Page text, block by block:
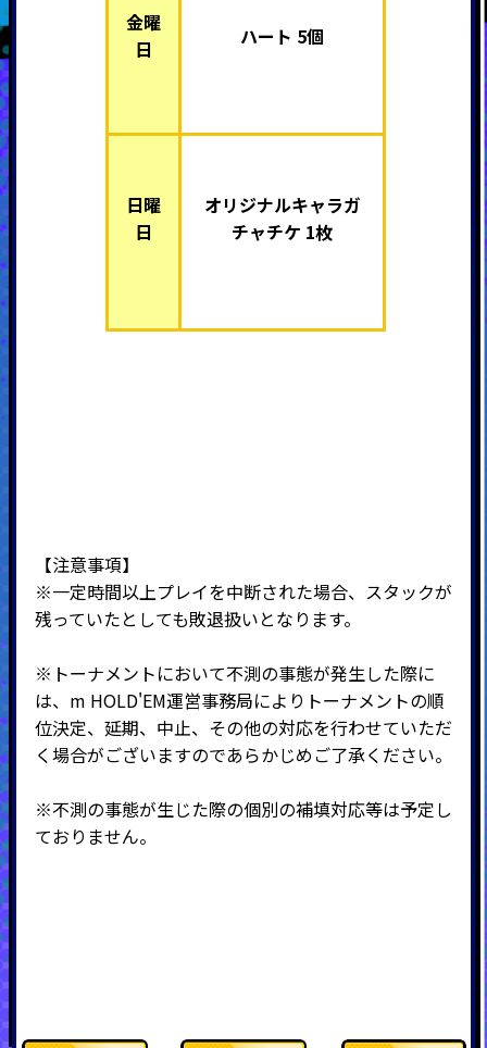
金曜
日
ハート 5個
日曜
日
オリジナルキャラガ
チャチケ 1枚
【注意事項】
※一定時間以上プレイを中断された場合、スタックが
残っていたとしても敗退扱いとなります。
※トーナメントにおいて不測の事態が発生した際に
は、m HOLD'EM運営事務局によりトーナメントの順
位決定、延期、中止、その他の対応を行わせていただ
く場合がございますのであらかじめご了承ください。
※不測の事態が生じた際の個別の補填対応等は予定し
ておりません。